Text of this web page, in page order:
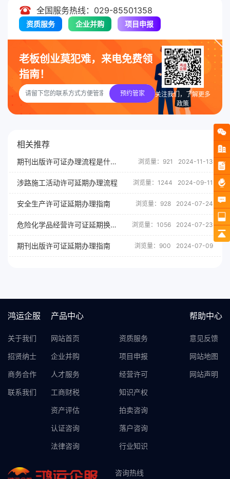
全国服务热线：029-85501358
资质服务 企业并购 项目申报
老板创业莫犯难，来电免费领
指南！
预约管家
关注我们，了解更多
政策
相关推荐
期刊出版许可证办理流程是什么？ 浏览量：921 2024-11-13
涉路施工活动许可延期办理流程 浏览量：1244 2024-09-11
安全生产许可证延期办理指南 浏览量：928 2024-07-24
危险化学品经营许可证延期换证流程 浏览量：1056 2024-07-23
期刊出版许可证延期办理指南 浏览量：900 2024-07-09
鸿运企服
关于我们
招贤纳士
商务合作
联系我们
产品中心
网站首页 资质服务
企业并购 项目申报
人才服务 经营许可
工商财税 知识产权
资产评估 拍卖咨询
认证咨询 落户咨询
法律咨询 行业知识
帮助中心
意见反馈
网站地图
网站声明
咨询热线